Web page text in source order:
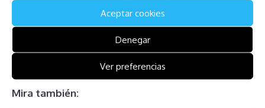
Aceptar cookies
Denegar
Ver preferencias
propietarios se sienten atrapados. Es vital que los
propietarios busquen asesoría legal adecuada y se
informen debidamente sobre sus derechos y
opciones para navegar por estos desafíos.
Mira también: